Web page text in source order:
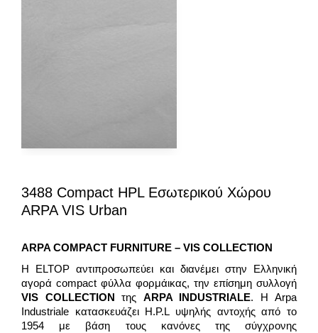
3488 Compact HPL Εσωτερικού Χώρου
ARPA VIS Urban
ARPA COMPACT FURNITURE – VIS COLLECTION
H ELTOP αντιπροσωπεύει και διανέμει στην Ελληνική
αγορά compact φύλλα φορμάικας, την επίσημη συλλογή
VIS COLLECTION της ARPA INDUSTRIALE. Η Arpa
Industriale κατασκευάζει H.P.L υψηλής αντοχής από το
1954 με βάση τους κανόνες της σύγχρονης